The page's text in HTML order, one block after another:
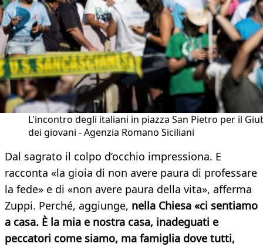
L'incontro degli italiani in piazza San Pietro per il
dei giovani - Agenzia Romano Siciliani
Dal sagrato il colpo d’occhio impressiona. E
racconta «la gioia di non avere paura di professare
la fede» e di «non avere paura della vita», afferma
Zuppi. Perché, aggiunge, nella Chiesa «ci sentiamo
a casa. È la mia e nostra casa, inadeguati e
peccatori come siamo, ma famiglia dove tutti,